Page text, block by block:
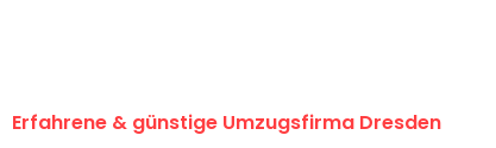
Erfahrene & günstige Umzugsfirma Dresden